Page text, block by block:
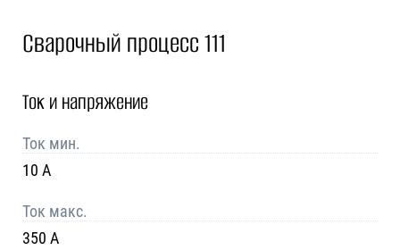
Сварочный процесс 111
Ток и напряжение
Ток мин.
10 A
Ток макс.
350 A